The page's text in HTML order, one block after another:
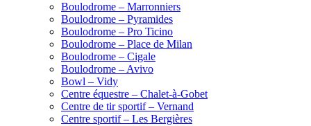
Boulodrome – Marronniers
Boulodrome – Pyramides
Boulodrome – Pro Ticino
Boulodrome – Place de Milan
Boulodrome – Cigale
Boulodrome – Avivo
Bowl – Vidy
Centre équestre – Chalet-à-Gobet
Centre de tir sportif – Vernand
Centre sportif – Les Bergières